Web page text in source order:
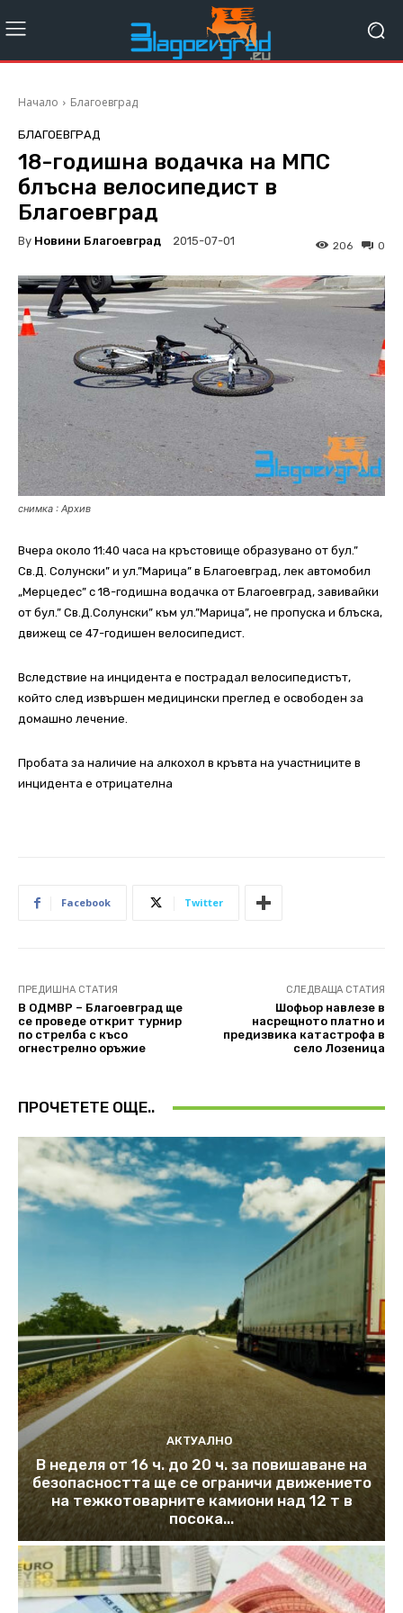
Начало Благоевград
БЛАГОЕВГРАД
18-годишна водачка на МПС
блъсна велосипедист в
Благоевград
By Новини Благоевград 2015-07-01 0
206
снимка : Архив
Вчера около 11:40 часа на кръстовище образувано от бул.”
Св.Д. Солунски” и ул.”Марица” в Благоевград, лек автомобил
„Мерцедес” с 18-годишна водачка от Благоевград, завивайки
от бул.” Св.Д.Солунски” към ул.”Марица”, не пропуска и блъска,
движещ се 47-годишен велосипедист.
Вследствие на инцидента е пострадал велосипедистът,
който след извършен медицински преглед е освободен за
домашно лечение.
Пробата за наличие на алкохол в кръвта на участниците в
инцидента е отрицателна
Facebook Twitter
ПРЕДИШНА СТАТИЯ
В ОДМВР – Благоевград ще
се проведе открит турнир
по стрелба с късо
огнестрелно оръжие
СЛЕДВАЩА СТАТИЯ
Шофьор навлезе в
насрещното платно и
предизвика катастрофа в
село Лозеница
ПРОЧЕТЕТЕ ОЩЕ..
АКТУАЛНО
В неделя от 16 ч. до 20 ч. за повишаване на
безопасността ще се ограничи движението
на тежкотоварните камиони над 12 т в
посока...